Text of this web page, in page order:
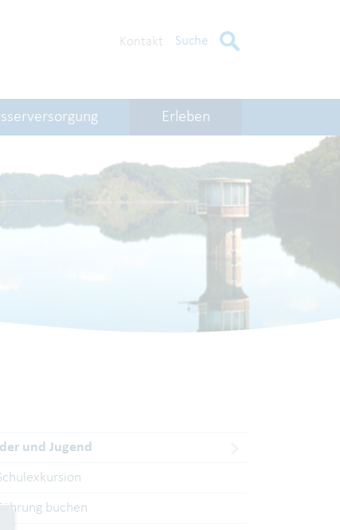
Erleben
Kontakt Suche
und Jugend
buchen